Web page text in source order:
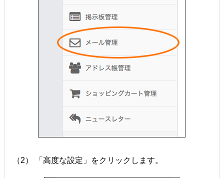
（2） 「高度な設定」をクリックします。